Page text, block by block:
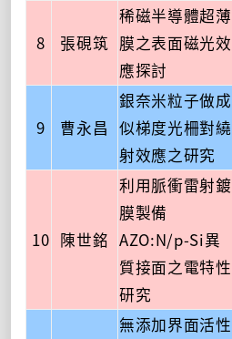
8 張硯筑
稀磁半導體超薄
膜之表面磁光效
應探討
9 曹永昌
銀奈米粒子做成
似梯度光柵對繞
射效應之研究
10 陳世銘
利用脈衝雷射鍍
膜製備
AZO:N/p-Si異
質接面之電特性
研究
無添加界面活性